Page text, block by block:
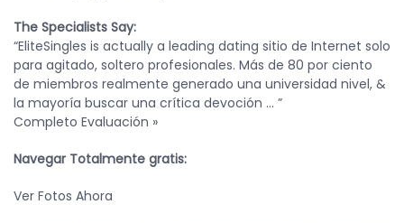
The Specialists Say:
“EliteSingles is actually a leading dating sitio de Internet solo
para agitado, soltero profesionales. Más de 80 por ciento
de miembros realmente generado una universidad nivel, &
la mayoría buscar una crítica ​​devoción … ”
Completo Evaluación »
Navegar Totalmente gratis:
Ver Fotos Ahora